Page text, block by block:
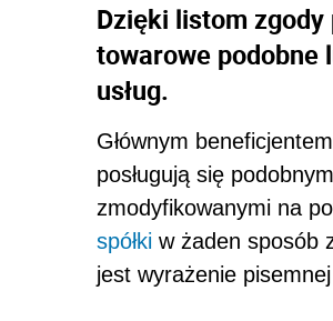
Dzięki listom
towarowe podobne
usług.
Głównym
posługują się
zmodyfikowanymi na
spółki w żaden sposób
jest wyrażenie